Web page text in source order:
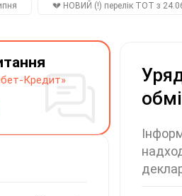
💔 НОВИЙ (!) перелік ТОТ з
Кредит»